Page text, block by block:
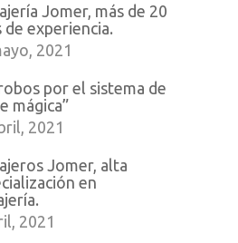
Jomer, más de 20
de experiencia.
2021
por el sistema de
mágica”
2021
Jomer, alta
en
2021